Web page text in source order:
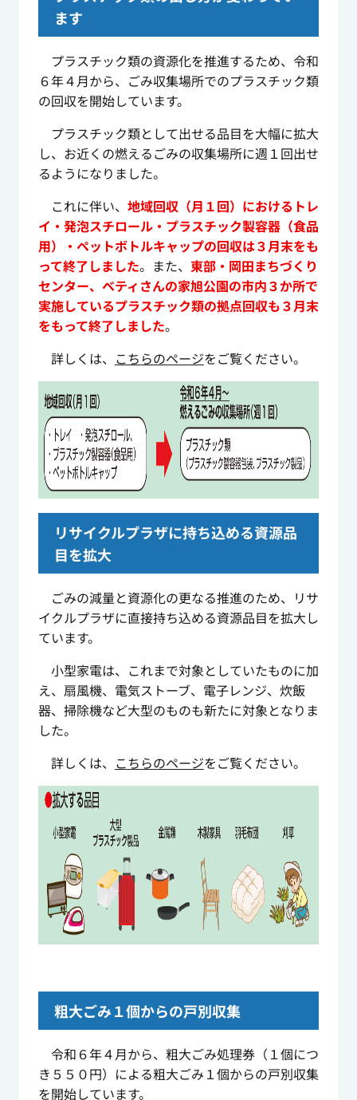
ます
プラスチック類の資源化を推進するため、令和
６年４月から、ごみ収集場所でのプラスチック類
の回収を開始しています。
プラスチック類として出せる品目を大幅に拡大
し、お近くの燃えるごみの収集場所に週１回出せ
るようになりました。
これに伴い、 地域回収（月１回）におけるトレ
イ・発泡スチロール・プラスチック製容器（食品
用）・ペットボトルキャップの回収は３月末をも
って終了しました。また、 東部・岡田まちづくり
センター、ベティさんの家旭公園の市内３か所で
実施しているプラスチック類の拠点回収も３月末
をもって終了しました。
詳しくは、 こちらのページをご覧ください。
リサイクルプラザに持ち込める資源品
目を拡大
ごみの減量と資源化の更なる推進のため、リサ
イクルプラザに直接持ち込める資源品目を拡大し
ています。
小型家電は、これまで対象としていたものに加
え、扇風機、電気ストーブ、電子レンジ、炊飯
器、掃除機など大型のものも新たに対象となりま
した。
詳しくは、 こちらのページをご覧ください。
粗大ごみ１個からの戸別収集
令和６年４月から、粗大ごみ処理券（１個につ
き５５０円）による粗大ごみ１個からの戸別収集
を開始しています。